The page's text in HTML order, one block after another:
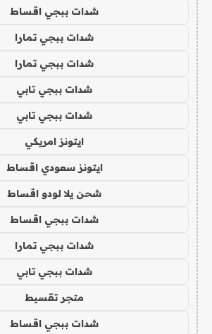
شدات ببجي اقساط
شدات ببجي تمارا
شدات ببجي تمارا
شدات ببجي تابي
شدات ببجي تابي
ايتونز امريكي
ايتونز سعودي اقساط
شحن يلا لودو اقساط
شدات ببجي اقساط
شدات ببجي تمارا
شدات ببجي تابي
متجر تقسيط
شدات ببجي اقساط